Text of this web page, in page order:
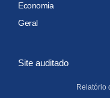
Economia
Geral
Site auditado
Relatório